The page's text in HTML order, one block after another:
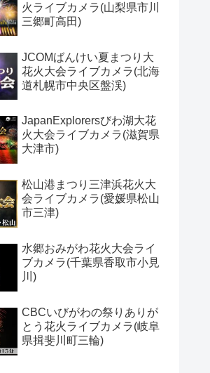
火ライブカメラ(山梨県市川
三郷町高田)
JCOMばんけい夏まつり大
花火大会ライブカメラ(北海
道札幌市中央区盤渓)
JapanExplorersびわ湖大花
火大会ライブカメラ(滋賀県
大津市)
松山港まつり三津浜花火大
会ライブカメラ(愛媛県松山
市三津)
水郷おみがわ花火大会ライ
ブカメラ(千葉県香取市小見
川)
CBCいびがわの祭りありが
とう花火ライブカメラ(岐阜
県揖斐川町三輪)